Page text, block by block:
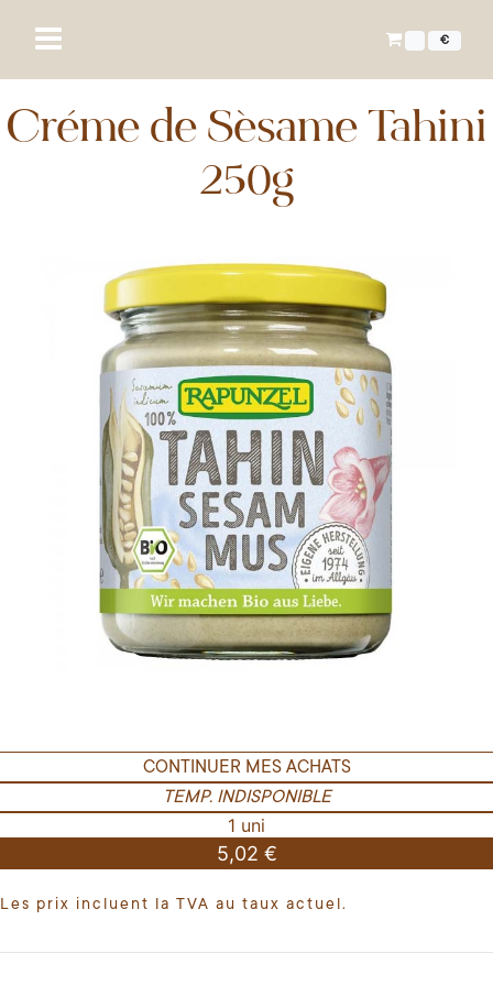
€
Crème de Sésame Tahini
250g
CONTINUER MES ACHATS
TEMP. INDISPONIBLE
1 uni
5,02 €
Les prix incluent la TVA au taux actuel.